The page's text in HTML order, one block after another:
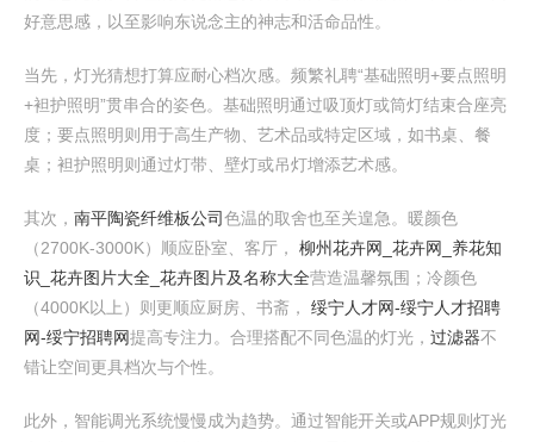
好意思感，以至影响东说念主的神志和活命品性。
当先，灯光猜想打算应耐心档次感。频繁礼聘“基础照明+要点照明
+袒护照明”贯串合的姿色。基础照明通过吸顶灯或筒灯结束合座亮
度；要点照明则用于高生产物、艺术品或特定区域，如书桌、餐
桌；袒护照明则通过灯带、壁灯或吊灯增添艺术感。
其次， 南平陶瓷纤维板公司色温的取舍也至关遑急。暖颜色
（2700K-3000K）顺应卧室、客厅， 柳州花卉网_花卉网_养花知
识_花卉图片大全_花卉图片及名称大全营造温馨氛围；冷颜色
（4000K以上）则更顺应厨房、书斋， 绥宁人才网-绥宁人才招聘
网-绥宁招聘网提高专注力。合理搭配不同色温的灯光， 过滤器不
错让空间更具档次与个性。
此外，智能调光系统慢慢成为趋势。通过智能开关或APP规则灯光